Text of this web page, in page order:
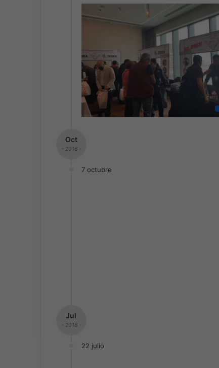
Oct
- 2016 -
7 octubre
Jul
- 2016 -
22 julio